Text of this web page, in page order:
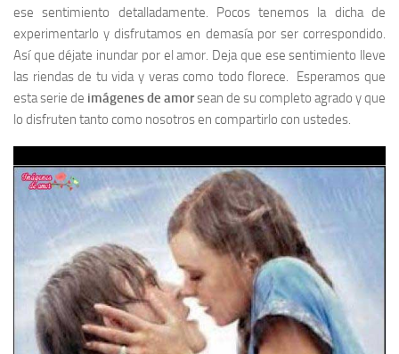
ese sentimiento detalladamente. Pocos tenemos la dicha de
experimentarlo y disfrutamos en demasía por ser correspondido.
Así que déjate inundar por el amor. Deja que ese sentimiento lleve
las riendas de tu vida y veras como todo florece. Esperamos que
esta serie de imágenes de amorsean de su completo agrado y que
lo disfruten tanto como nosotros en compartirlo con ustedes.